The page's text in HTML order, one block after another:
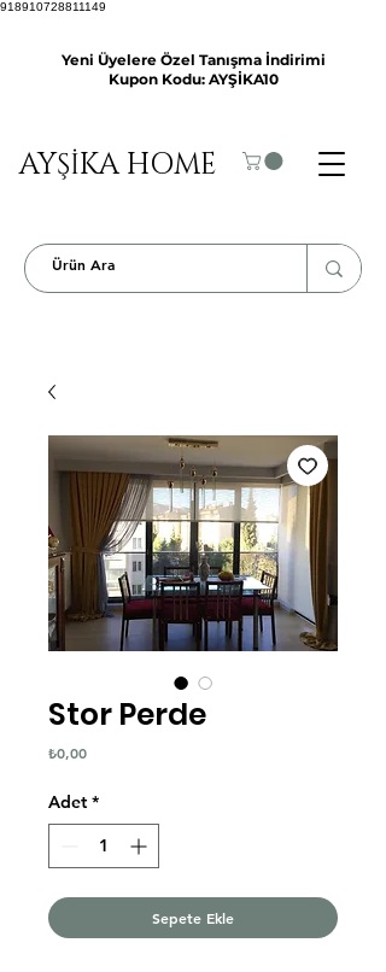
918910728811149
Yeni Üyelere Özel Tanışma İndirimi
Kupon Kodu: AYŞİKA10
AYŞİKA HOME
Stor Perde
₺0,00Fiyat
Adet *
Sepete Ekle